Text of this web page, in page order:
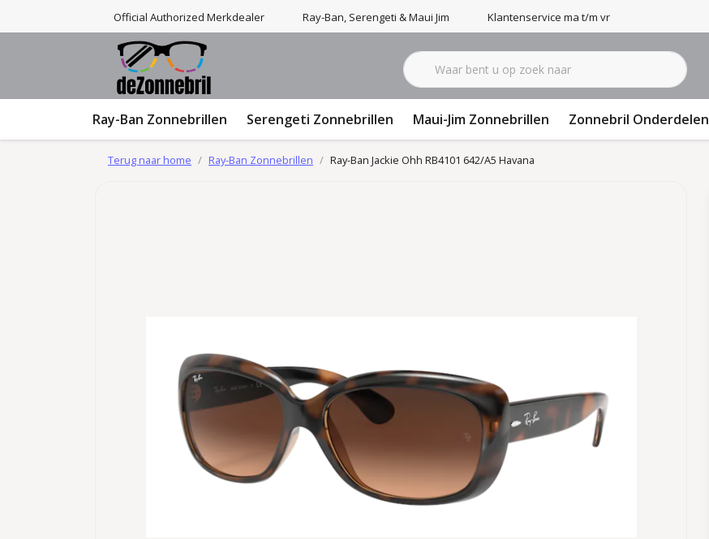
Official Authorized Merkdealer Ray-Ban, Serengeti & Maui Jim Klantenservice ma t/m vr 9-17u
Ray-Ban Zonnebrillen Serengeti Zonnebrillen Maui-Jim Zonnebrillen Zonnebril Onderdelen
Terug naar home Ray-Ban Zonnebrillen Ray-Ban Jackie Ohh RB4101 642/A5 Havana